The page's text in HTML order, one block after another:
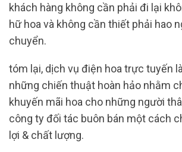
khách hàng không cần phải đi lại
hữ hoa và không cần thiết phải hao
chuyển.
tóm lại, dịch vụ điện hoa trực tuyến
những chiến thuật hoàn hảo nhằm
khuyến mãi hoa cho những người
công ty đối tác buôn bán một cách
lợi & chất lượng.